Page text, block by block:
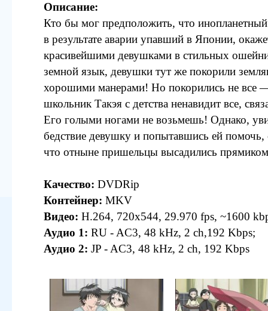
Описание:
Кто бы мог предположить, что
в результате аварии упавший в Японии,
красивейшими девушками в стильных
земной язык, девушки тут же покорили
хорошими манерами! Но покорились не все
школьник Такэя с детства ненавидит все,
Его голыми ногами не возьмешь! Однако,
бедствие девушку и попытавшись ей помочь,
что отныне пришельцы высадились
Качество: DVDRip
Контейнер: MKV
Видео: H.264, 720x544, 29.970 fps, ~1600
Аудио 1: RU - AC3, 48 kHz, 2 ch,192 Kbps;
Аудио 2: JP - AC3, 48 kHz, 2 ch, 192 Kbps